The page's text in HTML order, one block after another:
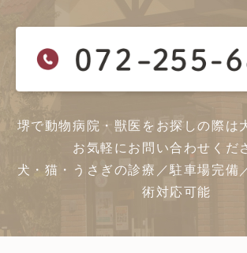
堺で動物病院・獣医をお探しの際は
お気軽にお問い合わせくだ
犬・猫・うさぎの診療／駐車場完備
術対応可能